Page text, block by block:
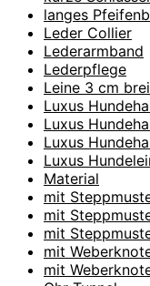
langes
Leder Collier
Lederarmband
Lederpflege
Leine 3 cm
Luxus
Luxus
Luxus
Luxus
Material
mit
mit
mit
mit
mit